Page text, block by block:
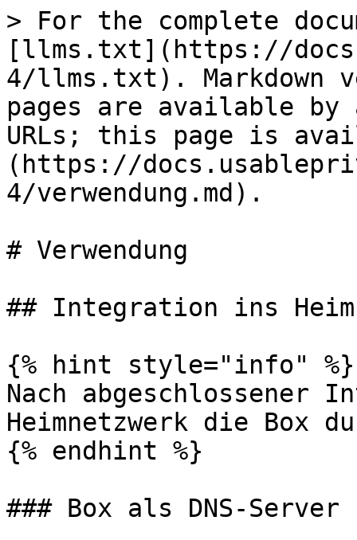
> For the complete
[llms.txt](https://
4/llms.txt). Markdown
pages are available by
URLs; this page is
(https://
4/verwendung.md).
# Verwendung
## Integration ins
{% hint style="info" %}
Nach abgeschlossener
Heimnetzwerk die Box
{% endhint %}
### Box als DNS-Server